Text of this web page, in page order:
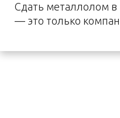
Сдать металлолом
— это только